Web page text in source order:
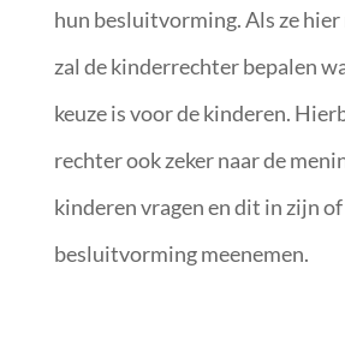
hun besluitvorming. Als ze
zal de kinderrechter bepalen
keuze is voor de kinderen.
rechter ook zeker naar de
kinderen vragen en dit in zijn
besluitvorming meenemen.